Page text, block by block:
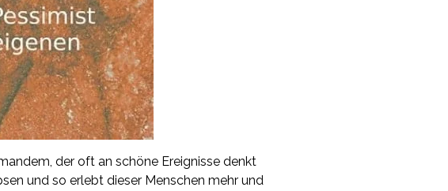
der oft an schöne Ereignisse denkt
und so erlebt dieser Menschen mehr und